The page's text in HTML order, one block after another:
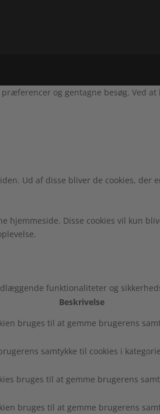
og gentagne besøg. Ved
Ud af disse bliver de cookies, der
Disse cookies vil kun
funktionaliteter og
Beskrivelse
bruges til at gemme brugerens
samtykke til cookies i
bruges til at gemme brugerens
bruges til at gemme brugerens